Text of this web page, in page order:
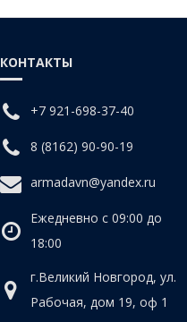
внутренней резьбы в
средней и низкой
КОНТАКТЫ
+7 921-698-37-40
8 (8162) 90-90-19
armadavn@yandex.ru
Ежедневно с 09:00 до
18:00
г.Великий Новгород, ул.
Рабочая, дом 19, оф 1